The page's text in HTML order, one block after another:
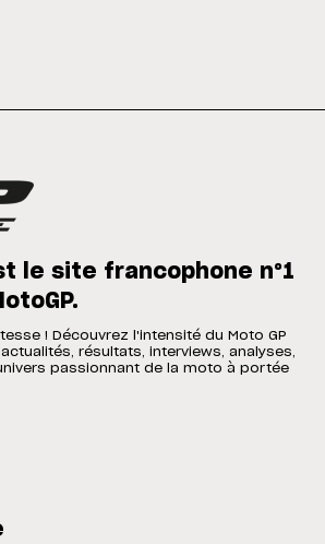
le site francophone n°1
! Découvrez l'intensité du Moto GP
résultats, interviews, analyses,
passionnant de la moto à portée